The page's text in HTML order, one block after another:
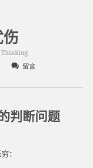
伤
Thinking
留言
判断问题
：